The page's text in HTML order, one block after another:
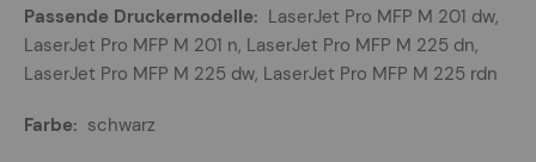
Mehr
Informationen
LaserJet Pro MFP M 201 dw,
LaserJet Pro MFP M 201 n, LaserJet Pro MFP M 225 dn,
LaserJet Pro MFP M 225 dw, LaserJet Pro MFP M 225 rdn
schwarz